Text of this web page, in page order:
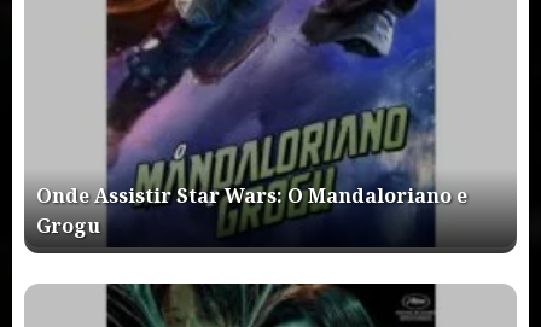
Onde Assistir Star Wars: O Mandaloriano e
Grogu